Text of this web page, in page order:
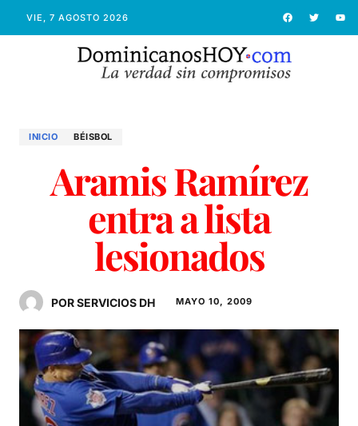
VIE, 7 AGOSTO 2026
INICIO BÉISBOL
Aramis Ramírez
entra a lista
lesionados
POR SERVICIOS DH MAYO 10, 2009